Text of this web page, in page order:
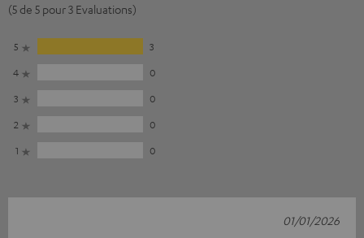
(5 de 5 pour 3 Evaluations)
5
3
4
0
3
0
2
0
1
0
01/01/2026